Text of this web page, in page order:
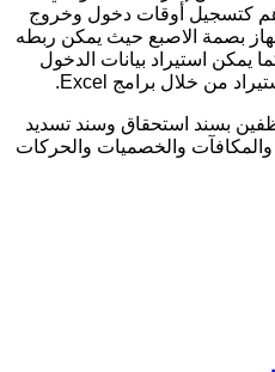
كتسجيل أوقات دخول وخروج
بصمة الاصبع حيث يمكن ربطه
يمكن استيراد بيانات الدخول
بسند استحقاق وسند تسديد
والخصميات والحركات